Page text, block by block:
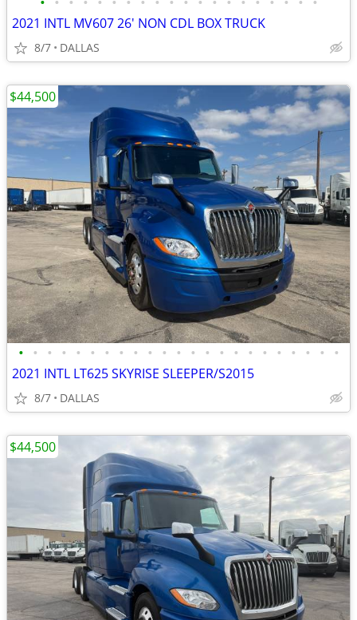
2021 INTL MV607 26' NON CDL BOX TRUCK
8/7 DALLAS
• • • • • • • • • • • • • • • • • • • • • • •
2021 INTL LT625 SKYRISE SLEEPER/S2015
8/7 DALLAS
$44,500
$44,500